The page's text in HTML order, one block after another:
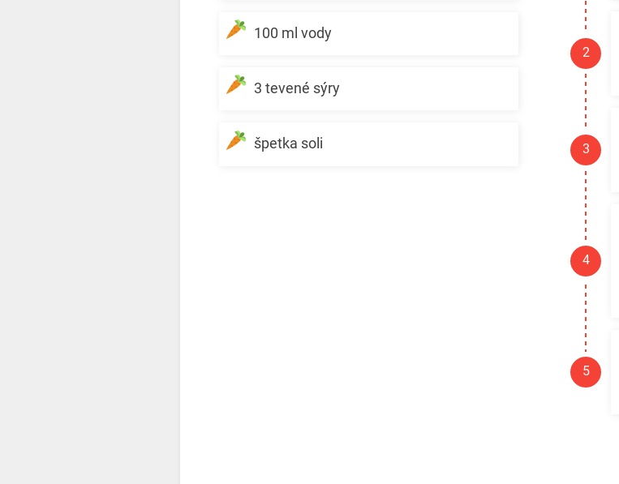
100 ml vody
3 tevené sýry
špetka soli